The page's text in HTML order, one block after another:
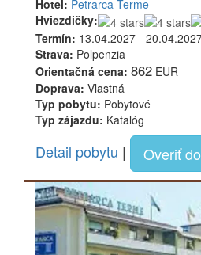
Hotel: Petrarca Terme
Hviezdičky:
Termín: 13.04.2027 -
Strava: Polpenzia
Orientačná cena: 862 EUR
Doprava: Vlastná
Typ pobytu: Pobytové
Typ zájazdu: Katalóg
Detail pobytu | Overiť